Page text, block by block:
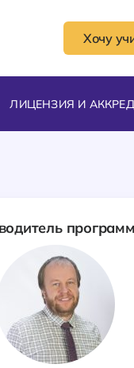
Хочу
ЛИЦЕНЗИЯ И